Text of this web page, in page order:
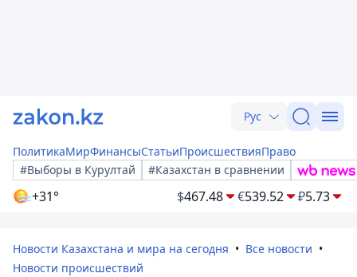
Рус
ПолитикаМирФинансыСтатьиПроисшествияПраво
#Выборы в Курултай
#Казахстан в сравнении
+31° $467.48 €539.52 ₽5.73
Новости Казахстана и мира на сегодня
Все новости
Новости происшествий